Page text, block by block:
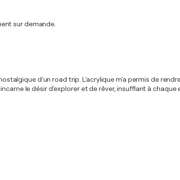
sur demande.
d'un road trip. L'acrylique m'a permis de
le désir d'explorer et de rêver, insufflant à chaque